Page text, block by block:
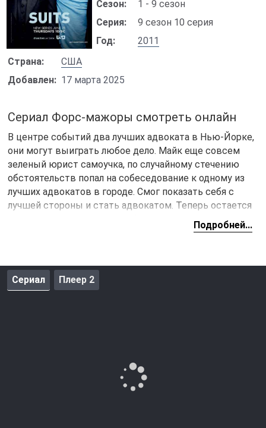
Сезон:
1 - 9 сезон
Серия:
9 сезон 10 серия
Год:
2011
Страна:
США
Добавлен: 17 марта 2025
Сериал Форс-мажоры смотреть онлайн
В центре событий два лучших адвоката в Нью-Йорке,
они могут выиграть любое дело. Майк еще совсем
зеленый юрист самоучка, по случайному стечению
обстоятельств попал на собеседование к одному из
лучших адвокатов в городе. Смог показать себя с
лучшей стороны и стать адвокатом. Теперь остается
также хорошо проявить себя на деле, но с первого же
. Майк очень
очень сложное дело. Майку удалось закрепить свои
позиции и стать полноценным адвокатом.
Подробней...
Сериал Плеер 2